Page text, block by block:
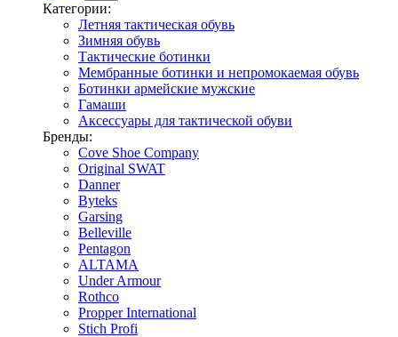
Категории:
Летняя тактическая обувь
Зимняя обувь
Тактические ботинки
Мембранные ботинки и непромокаемая обувь
Ботинки армейские мужские
Гамаши
Аксессуары для тактической обуви
Бренды:
Cove Shoe Company
Original SWAT
Danner
Byteks
Garsing
Belleville
Pentagon
ALTAMA
Under Armour
Rothco
Propper International
Stich Profi